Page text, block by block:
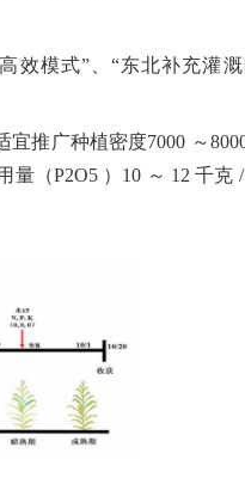
效模式”、 “东北补充灌
宜推广种植密度7000 ～
量（P2O5 ） 10 ～ 12千克